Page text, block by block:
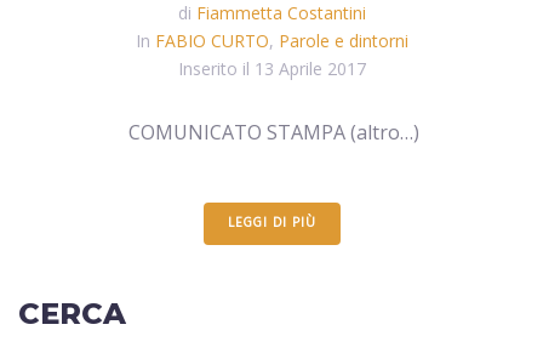
di Fiammetta Costantini
In FABIO CURTO, Parole e dintorni
Inserito il 13 Aprile 2017
COMUNICATO STAMPA (altro…)
LEGGI DI PIÙ
CERCA